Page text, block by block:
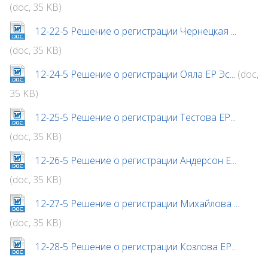
(doc, 35 KB)
12-22-5 Решение о регистрации Чернецкая ...
(doc, 35 KB)
12-24-5 Решение о регистрации Ояла ЕР Эс... (doc,
35 KB)
12-25-5 Решение о регистрации Тестова ЕР...
(doc, 35 KB)
12-26-5 Решение о регистрации Андерсон Е...
(doc, 35 KB)
12-27-5 Решение о регистрации Михайлова ...
(doc, 35 KB)
12-28-5 Решение о регистрации Козлова ЕР...